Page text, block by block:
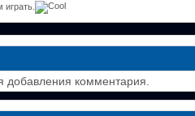
добавления комментария.